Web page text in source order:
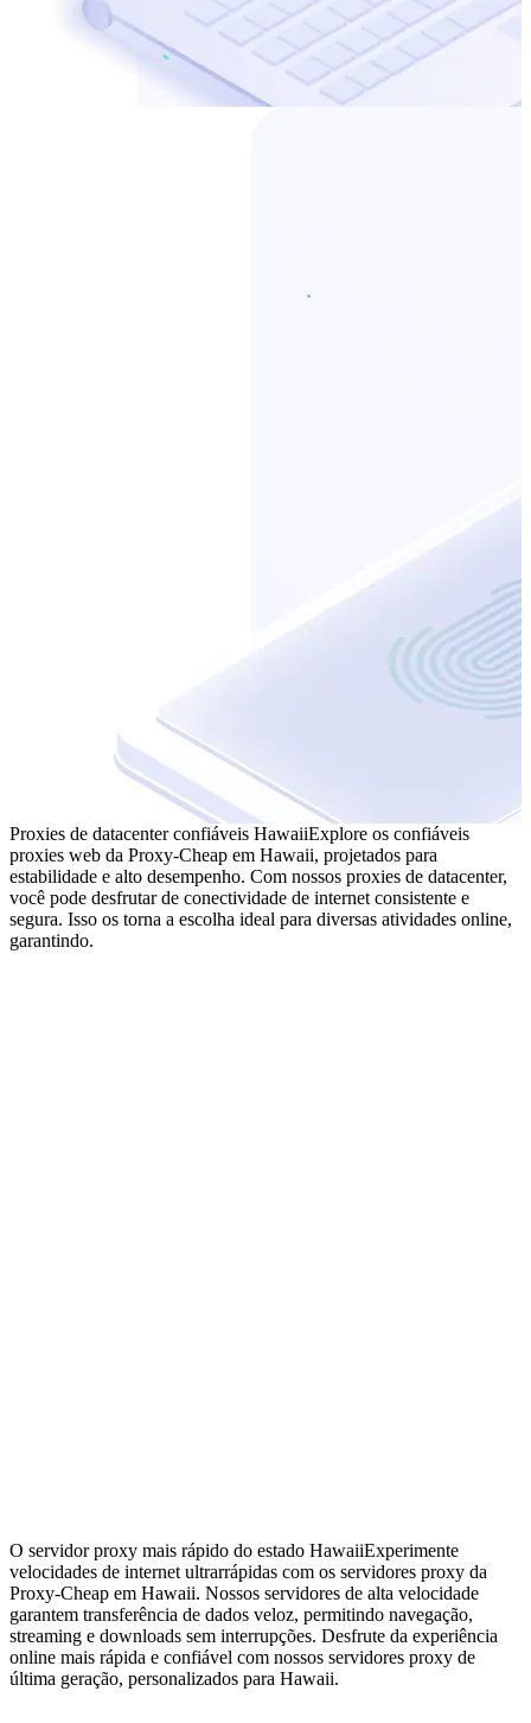
Proxies de datacenter confiáveis HawaiiExplore os confiáveis
proxies web da Proxy-Cheap em Hawaii, projetados para
estabilidade e alto desempenho. Com nossos proxies de datacenter,
você pode desfrutar de conectividade de internet consistente e
segura. Isso os torna a escolha ideal para diversas atividades online,
garantindo.
O servidor proxy mais rápido do estado HawaiiExperimente
velocidades de internet ultrarrápidas com os servidores proxy da
Proxy-Cheap em Hawaii. Nossos servidores de alta velocidade
garantem transferência de dados veloz, permitindo navegação,
streaming e downloads sem interrupções. Desfrute da experiência
online mais rápida e confiável com nossos servidores proxy de
última geração, personalizados para Hawaii.